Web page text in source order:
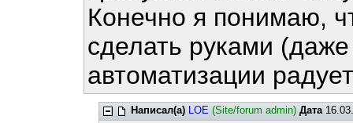
Конечно я понимаю,
сделать руками
автоматизации
Написал(а) LOE (Site/forum admin) Дата